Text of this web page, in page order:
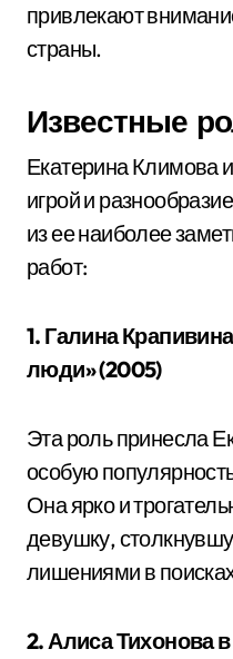
привлекают
страны.
Известные
Екатерина Климова
игрой и
из ее наиболее
работ:
1. Галина
люди» (2005)
Эта роль принесла
особую
Она ярко и
девушку,
лишениями в
2. Алиса Тихонова